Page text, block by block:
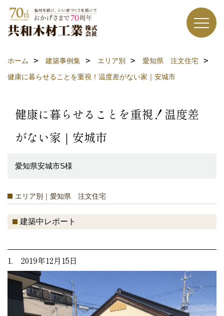
ホーム 建築事例集 エリア別
愛知県 注文住宅
健康に暮らせることを重視！温度差がない家｜安城市
健康に暮らせることを重視！温度差
がない家｜安城市
愛知県安城市S様
エリア別｜愛知県 注文住宅
建築中レポート
1. 2019年12月15日